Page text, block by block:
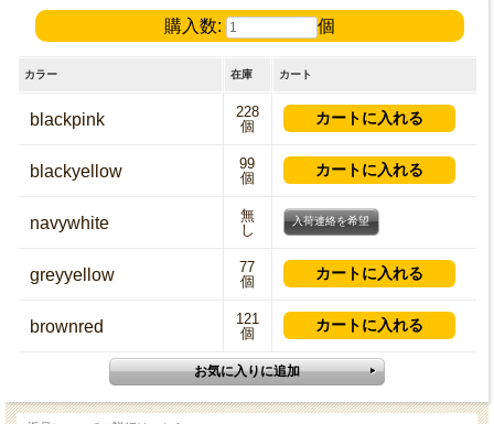
購入数: 個
カラー 在庫 カート
blackpink
228
個
blackyellow
99
個
navywhite
無
し
入荷連絡を希望
greyyellow
77
個
brownred
121
個